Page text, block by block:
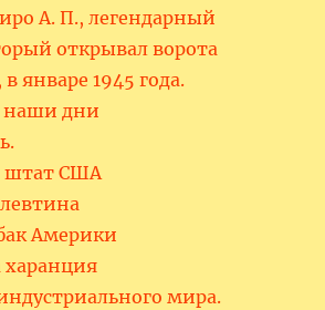
А. П., легендарный
открывал ворота
январе 1945 года.
наши дни
штат США
Америки
мира.